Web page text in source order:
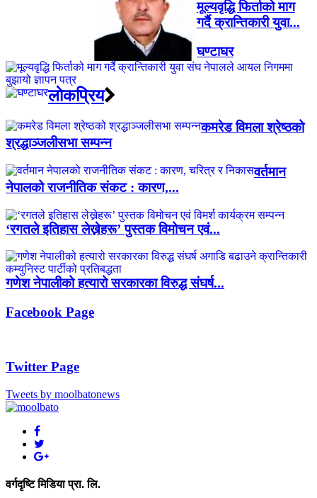
मूल्यवृद्धि फिर्ताको माग
गर्दै क्रान्तिकारी युवा...
घण्टाघर
लाेकप्रिय
कमरेड विमला श्रेष्ठको
श्रद्धाञ्जलीसभा सम्पन्न
वर्तमान
नेपालको राजनीतिक संकट : कारण,...
‘रगतले इतिहास लेख्नेहरू’ पुस्तक विमोचन एवं...
गणेश नेपालीको हत्यारो सरकारका विरुद्ध संघर्ष...
Facebook Page
Twitter Page
Tweets by moolbatonews
वर्गदृष्टि मिडिया प्रा. लि.